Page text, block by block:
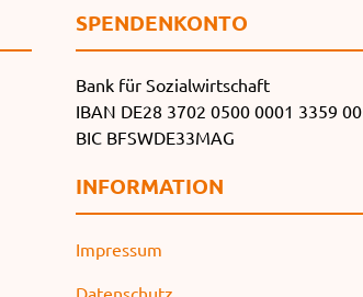
SPENDEN­KONTO
Bank für Sozialwirtschaft
IBAN DE28 3702 0500 0001 3359 00
BIC BFSWDE33MAG
INFORMATION
Impressum
Datenschutz